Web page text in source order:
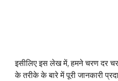
इसीलिए इस लेख में, हमने चरण दर
के तरीके के बारे में पूरी जानकारी